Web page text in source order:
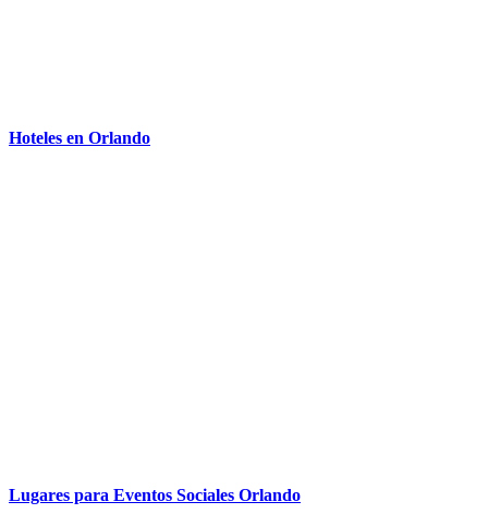
Hoteles en Orlando
Lugares para Eventos Sociales Orlando